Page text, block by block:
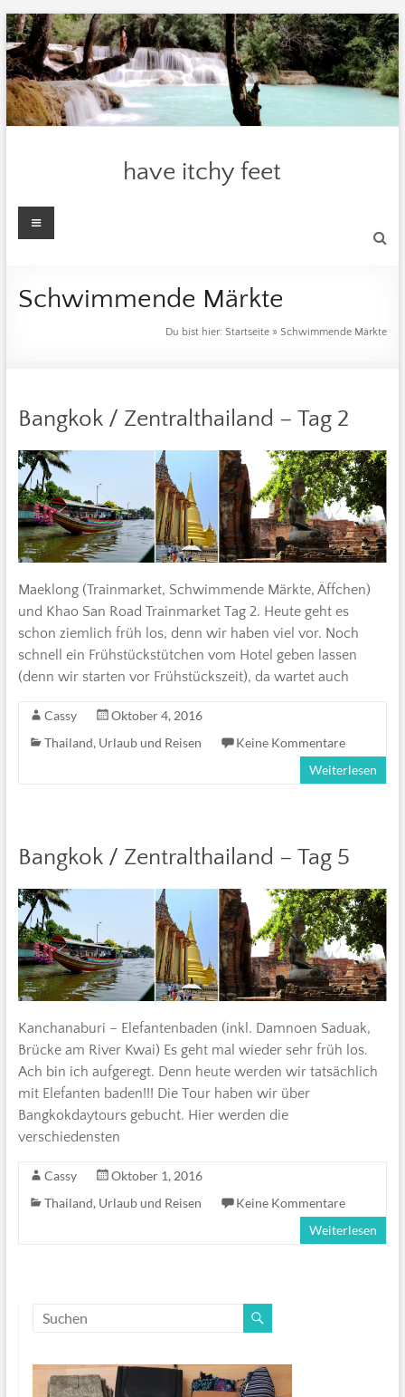
Zum
Inhalt
springen
have itchy feet
Menü
Schwimmende Märkte
Du bist hier:Startseite »Schwimmende Märkte
Bangkok / Zentralthailand – Tag 2
Maeklong (Trainmarket, Schwimmende Märkte, Äffchen)
und Khao San Road Trainmarket Tag 2. Heute geht es
schon ziemlich früh los, denn wir haben viel vor. Noch
schnell ein Frühstückstütchen vom Hotel geben lassen
(denn wir starten vor Frühstückszeit), da wartet auch
Cassy
Oktober 4, 2016
Thailand, Urlaub und Reisen
Keine Kommentare
Weiterlesen
Bangkok / Zentralthailand – Tag 5
Kanchanaburi – Elefantenbaden (inkl. Damnoen Saduak,
Brücke am River Kwai) Es geht mal wieder sehr früh los.
Ach bin ich aufgeregt. Denn heute werden wir tatsächlich
mit Elefanten baden!!! Die Tour haben wir über
Bangkokdaytours gebucht. Hier werden die
verschiedensten
Cassy
Oktober 1, 2016
Thailand, Urlaub und Reisen
Keine Kommentare
Weiterlesen